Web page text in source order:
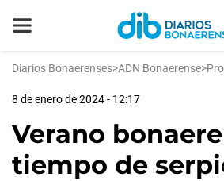
Diarios Bonaerenses>ADN Bonaerense>
8 de enero de 2024 - 12:17
Verano
tiempo de